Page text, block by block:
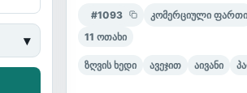
▾
#1093 კომერციული ფართი
11 ოთახი
ზღვის ხედი ავეჯით აივანი